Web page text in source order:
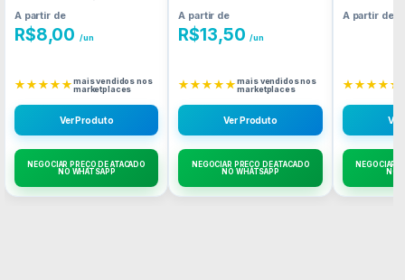
Caixa Fechada
A partir de
R$8,00 /un
★★★★★mais vendidos nos
marketplaces
Ver Produto
NEGOCIAR PREÇO DE ATACADO
NO WHATSAPP
A partir de
R$13,50 /un
★★★★★mais vendidos nos
marketplaces
Ver Produto
NEGOCIAR PREÇO DE ATACADO
NO WHATSAPP
A partir de
★★★★★
NEGOCIAR
NO